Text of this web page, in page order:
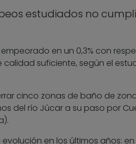
estudiados no
en un 0,3% con
calidad suficiente, según el
cinco zonas de baño de
del río Júcar a su paso por
en los últimos años: en